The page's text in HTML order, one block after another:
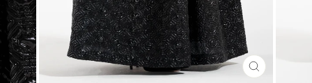
FERMER